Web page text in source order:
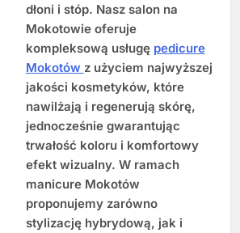
dłoni i stóp. Nasz salon na
Mokotowie oferuje
kompleksową usługę pedicure
Mokotów z użyciem najwyższej
jakości kosmetyków, które
nawilżają i regenerują skórę,
jednocześnie gwarantując
trwałość koloru i komfortowy
efekt wizualny. W ramach
manicure Mokotów
proponujemy zarówno
stylizację hybrydową, jak i